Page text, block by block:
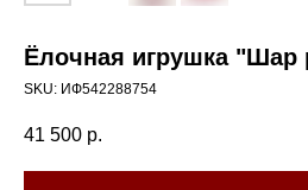
Ёлочная игрушка "Шар
SKU: ИФ542288754
41 500 р.